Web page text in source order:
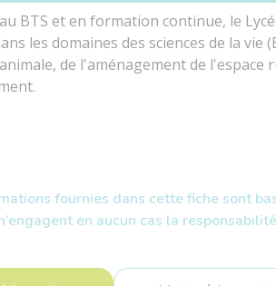
BTS et en formation continue, le
les domaines des sciences de la vie
de l'aménagement de l'espace
fournies dans cette fiche sont
en aucun cas la